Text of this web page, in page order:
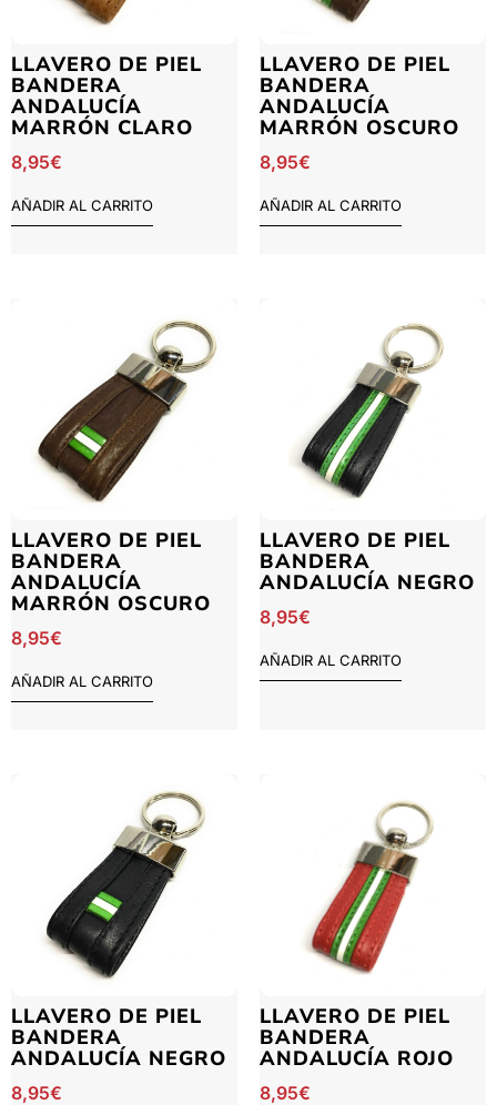
LLAVERO DE PIEL
BANDERA
ANDALUCÍA
MARRÓN CLARO
8,95€
AÑADIR AL CARRITO
LLAVERO DE PIEL
BANDERA
ANDALUCÍA
MARRÓN OSCURO
8,95€
AÑADIR AL CARRITO
LLAVERO DE PIEL
BANDERA
ANDALUCÍA
MARRÓN OSCURO
8,95€
AÑADIR AL CARRITO
LLAVERO DE PIEL
BANDERA
ANDALUCÍA NEGRO
8,95€
AÑADIR AL CARRITO
LLAVERO DE PIEL
BANDERA
ANDALUCÍA NEGRO
8,95€
LLAVERO DE PIEL
BANDERA
ANDALUCÍA ROJO
8,95€